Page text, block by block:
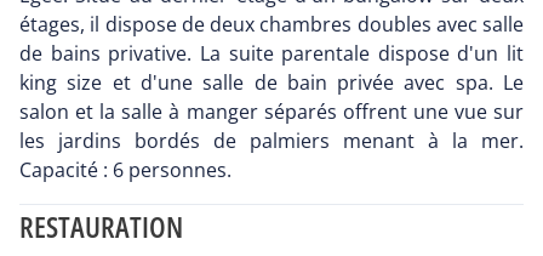
étages, il dispose de deux chambres doubles avec salle
de bains privative. La suite parentale dispose d'un lit
king size et d'une salle de bain privée avec spa. Le
salon et la salle à manger séparés offrent une vue sur
les jardins bordés de palmiers menant à la mer.
Capacité : 6 personnes.
RESTAURATION